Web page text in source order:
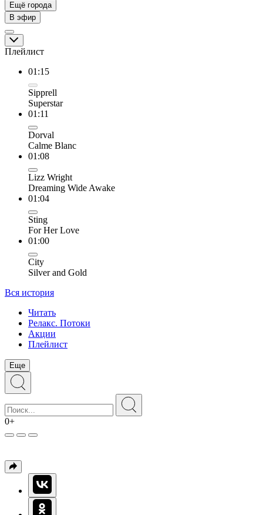
Ещё города
В эфир
Плейлист
01:15
Sipprell
Superstar
01:11
Dorval
Calme Blanc
01:08
Lizz Wright
Dreaming Wide Awake
01:04
Sting
For Her Love
01:00
City
Silver and Gold
Вся история
Читать
Релакс. Потоки
Акции
Плейлист
Еще
0+